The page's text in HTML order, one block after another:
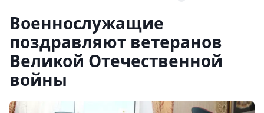
Военнослужащие
поздравляют ветеранов
Великой Отечественной
войны